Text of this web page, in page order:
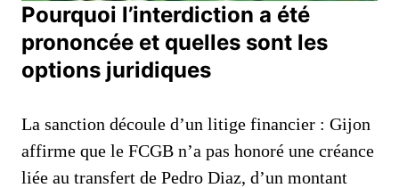
Pourquoi l’interdiction a été
prononcée et quelles sont les
options juridiques
La sanction découle d’un litige financier : Gijon
affirme que le FCGB n’a pas honoré une créance
liée au transfert de Pedro Diaz, d’un montant